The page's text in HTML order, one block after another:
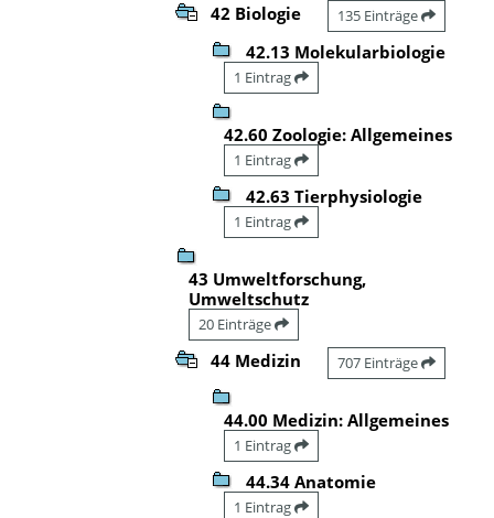
42 Biologie 135 Einträge
42.13 Molekularbiologie
1 Eintrag
42.60 Zoologie: Allgemeines
1 Eintrag
42.63 Tierphysiologie
1 Eintrag
43 Umweltforschung,
Umweltschutz
20 Einträge
44 Medizin 707 Einträge
44.00 Medizin: Allgemeines
1 Eintrag
44.34 Anatomie
1 Eintrag